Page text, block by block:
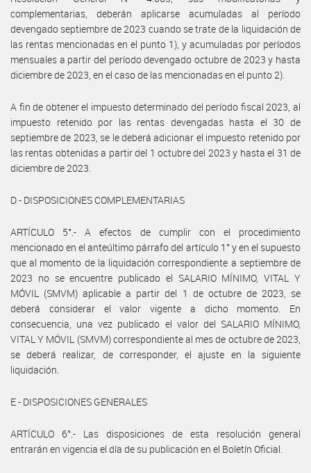
complementarias, deberán aplicarse acumuladas al período
devengado septiembre de 2023 cuando se trate de la liquidación de
las rentas mencionadas en el punto 1), y acumuladas por períodos
mensuales a partir del período devengado octubre de 2023 y hasta
diciembre de 2023, en el caso de las mencionadas en el punto 2).
A fin de obtener el impuesto determinado del período fiscal 2023, al
impuesto retenido por las rentas devengadas hasta el 30 de
septiembre de 2023, se le deberá adicionar el impuesto retenido por
las rentas obtenidas a partir del 1 octubre del 2023 y hasta el 31 de
diciembre de 2023.
D - DISPOSICIONES COMPLEMENTARIAS
ARTÍCULO 5°.- A efectos de cumplir con el procedimiento
mencionado en el anteúltimo párrafo del artículo 1° y en el supuesto
que al momento de la liquidación correspondiente a septiembre de
2023 no se encuentre publicado el SALARIO MÍNIMO, VITAL Y
MÓVIL (SMVM) aplicable a partir del 1 de octubre de 2023, se
deberá considerar el valor vigente a dicho momento. En
consecuencia, una vez publicado el valor del SALARIO MÍNIMO,
VITAL Y MÓVIL (SMVM) correspondiente al mes de octubre de 2023,
se deberá realizar, de corresponder, el ajuste en la siguiente
liquidación.
E - DISPOSICIONES GENERALES
ARTÍCULO 6°.- Las disposiciones de esta resolución general
entrarán en vigencia el día de su publicación en el Boletín Oficial.